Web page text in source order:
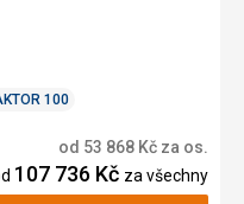
100
od 53 868 Kč za os.
107 736 Kč za všechny